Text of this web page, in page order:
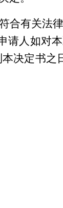
合有关法
请人如对
决定书之